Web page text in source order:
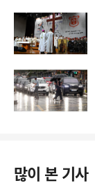
많이 본 기사